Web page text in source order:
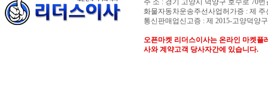
주 소 : 경기 고양시 덕양구 호수로 70번
화물자동차운송주선사업허가증 : 제 주
통신판매업신고증 : 제 2015-고양덕양
오픈마켓 리더스이사는 온라인 마켓플
사와 계약고객 당사자간에 있습니다.